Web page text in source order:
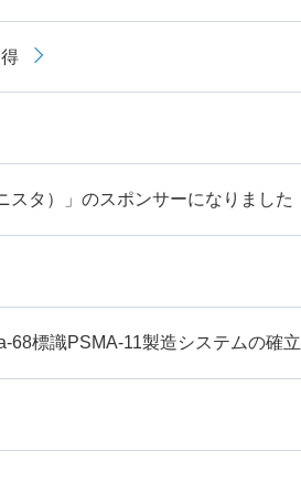
タ）」のスポンサーになりました
68標識PSMA-11製造システムの確立